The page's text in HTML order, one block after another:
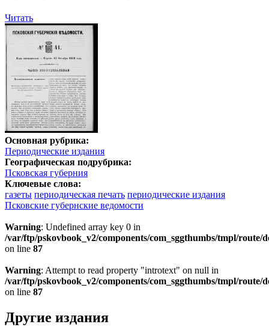
Читать
Основная рубрика:
Периодические издания
Географическая подрубрика:
Псковская губерния
Ключевые слова:
газеты периодическая печать периодические издания
Псковские губернские ведомости
Warning: Undefined array key 0 in
/var/ftp/pskovbook_v2/components/com_sggthumbs/tmpl/route/
on line 87
Warning: Attempt to read property "introtext" on null in
/var/ftp/pskovbook_v2/components/com_sggthumbs/tmpl/route/
on line 87
Другие издания